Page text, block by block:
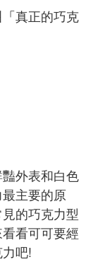
「真正的巧克
外表和白色
主要的原
的巧克力型
看可可要經
吧!